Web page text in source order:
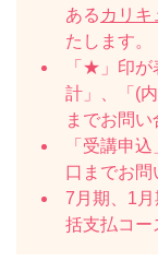
ある カリキ
たします。
「★」印
計」、「(
までお問い
「受講申
口までお問
7月期、1
括支払コー